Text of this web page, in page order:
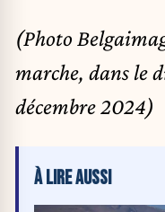
(Photo
marche, dans le
décembre 2024)
À LIRE AUSSI